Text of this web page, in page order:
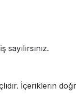
İçeriklerin